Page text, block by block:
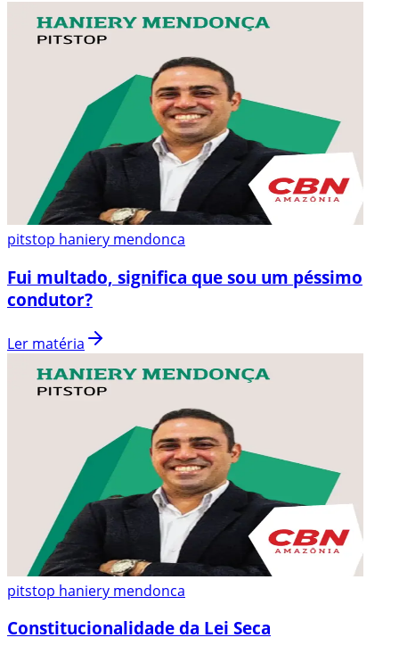
pitstop haniery mendonca
Fui multado, significa que sou um péssimo
condutor?
Ler matéria
pitstop haniery mendonca
Constitucionalidade da Lei Seca